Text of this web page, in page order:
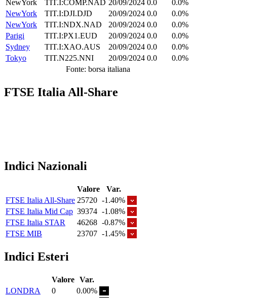
NewYork
TIT.I:COMP.NAD 20/09/2024 0.0
0.0%
NewYork
TIT.I:DJI.DJD 20/09/2024 0.0
0.0%
NewYork
TIT.I:NDX.NAD 20/09/2024 0.0
0.0%
Parigi
TIT.I:PX1.EUD 20/09/2024 0.0
0.0%
Sydney
TIT.I:XAO.AUS 20/09/2024 0.0
0.0%
Tokyo
TIT.N225.NNI 20/09/2024 0.0
0.0%
Fonte: borsa italiana
FTSE Italia All-Share
Indici Nazionali
Valore
Var.
FTSE Italia All-Share 25720 -1.40%
FTSE Italia Mid Cap 39374 -1.08%
FTSE Italia STAR
46268 -0.87%
FTSE MIB
23707 -1.45%
Indici Esteri
Valore Var.
LONDRA
0
0.00%